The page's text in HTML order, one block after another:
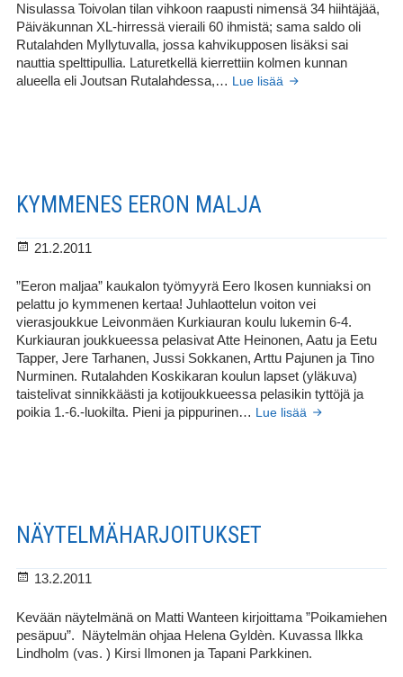
Nisulassa Toivolan tilan vihkoon raapusti nimensä 34 hiihtäjää,
Päiväkunnan XL-hirressä vieraili 60 ihmistä; sama saldo oli
Rutalahden Myllytuvalla, jossa kahvikupposen lisäksi sai
nauttia spelttipullia. Laturetkellä kierrettiin kolmen kunnan
alueella eli Joutsan Rutalahdessa,… Lue lisää III
KYMMENES EERON MALJA
Julkaistu
21.2.2011
”Eeron maljaa” kaukalon työmyyrä Eero Ikosen kunniaksi on
pelattu jo kymmenen kertaa! Juhlaottelun voiton vei
vierasjoukkue Leivonmäen Kurkiauran koulu lukemin 6-4.
Kurkiauran joukkueessa pelasivat Atte Heinonen, Aatu ja Eetu
Tapper, Jere Tarhanen, Jussi Sokkanen, Arttu Pajunen ja Tino
Nurminen. Rutalahden Koskikaran koulun lapset (yläkuva)
taistelivat sinnikkäästi ja kotijoukkueessa pelasikin tyttöjä ja
poikia 1.-6.-luokilta. Pieni ja pippurinen… Lue lisää Kymmenes
NÄYTELMÄHARJOITUKSET
Julkaistu
13.2.2011
Kevään näytelmänä on Matti Wanteen kirjoittama ”Poikamiehen
pesäpuu”. Näytelmän ohjaa Helena Gyldèn. Kuvassa Ilkka
Lindholm (vas. ) Kirsi Ilmonen ja Tapani Parkkinen.